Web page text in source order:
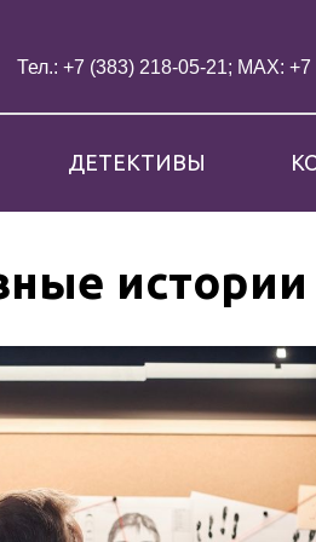
Тел.: +7 (383) 218-05-21; MAX:
ДЕТЕКТИВЫ
истории